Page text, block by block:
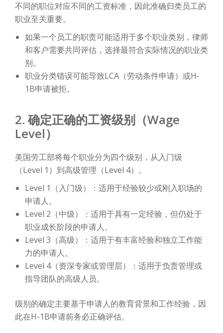
不同的职位对应不同的工资标准，因此准确归类员工的
职业至关重要。
如果一个员工的职责可能适用于多个职业类别，律师
和客户需要共同评估，选择最符合实际情况的职业类
别。
职业分类错误可能导致LCA（劳动条件申请）或H-
1B申请被拒。
2. 确定正确的工资级别（Wage
Level）
美国劳工部将每个职业分为四个级别，从入门级
（Level 1）到高级管理（Level 4）。
Level 1（入门级）：适用于经验较少或刚入职场的
申请人。
Level 2（中级）：适用于具有一定经验，但仍处于
职业成长阶段的申请人。
Level 3（高级）：适用于有丰富经验和独立工作能
力的申请人。
Level 4（资深专家或管理层）：适用于负责管理或
指导团队的高级人员。
级别的确定主要基于申请人的教育背景和工作经验，因
此在H-1B申请前务必正确评估。